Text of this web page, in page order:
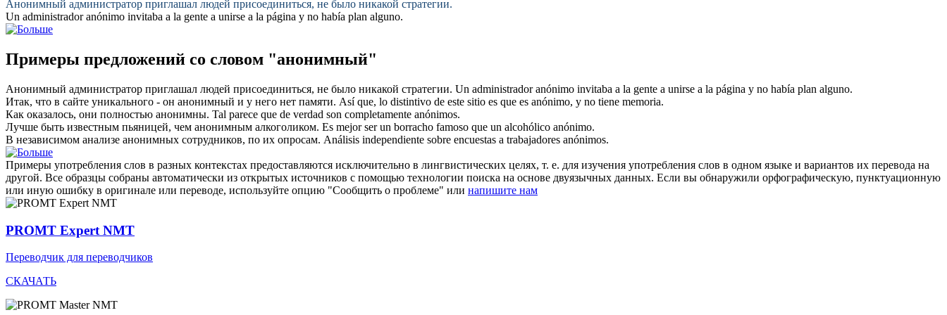
Анонимный администратор приглашал людей присоединиться, не было никакой стратегии.
Un administradoranónimo invitaba a la gente a unirse a la página y no había plan alguno.
Примеры предложений со словом "анонимный"
Анонимный администратор приглашал людей присоединиться, не было никакой стратегии. Un administradoranónimo invitaba a la gente a unirse a la página y no había plan alguno.
Итак, что в сайте уникального - он анонимный и у него нет памяти. Así que, lo distintivo de este sitio es que es anónimo, y no tiene memoria.
Как оказалось, они полностью анонимны. Tal parece que de verdad son completamente anónimos.
Лучше быть известным пьяницей, чем анонимным алкоголиком. Es mejor ser un borracho famoso que un alcohólico anónimo.
В независимом анализе анонимных сотрудников, по их опросам. Análisis independiente sobre encuestas a trabajadores anónimos.
Примеры употребления слов в разных контекстах предоставляются исключительно в лингвистических целях, т. е. для изучения употребления слов в одном языке и вариантов их перевода на
другой. Все образцы собраны автоматически из открытых источников с помощью технологии поиска на основе двуязычных данных. Если вы обнаружили орфографическую, пунктуационную
или иную ошибку в оригинале или переводе, используйте опцию "Сообщить о проблеме" или напишите нам
PROMT Expert NMT
Переводчик для переводчиков
СКАЧАТЬ